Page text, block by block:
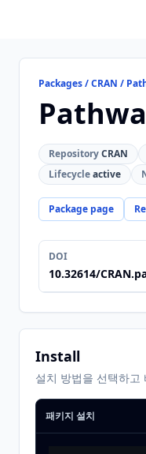
Packages / CRAN /
RepositoryCRAN
Lifecycleactive
Package page
DOI
10.32614/
Install
설치 방법을 선택하고
패키지 설치